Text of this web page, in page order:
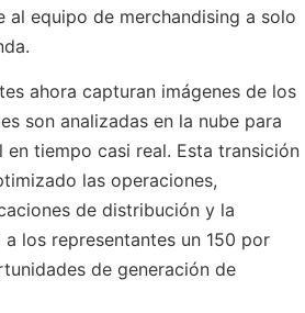
equipo de merchandising a solo
ahora capturan imágenes de los
son analizadas en la nube para
tiempo casi real. Esta transición
las operaciones,
de distribución y la
los representantes un 150 por
de generación de